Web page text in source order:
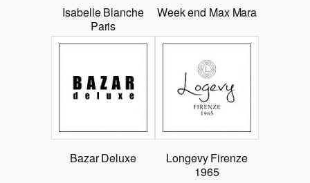
Isabelle Blanche
Paris
Week end Max Mara
Bazar Deluxe
Longevy Firenze
1965